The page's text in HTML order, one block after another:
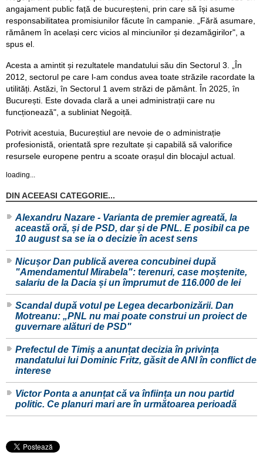
angajament public față de bucureșteni, prin care să își asume
responsabilitatea promisiunilor făcute în campanie. „Fără asumare,
rămânem în același cerc vicios al minciunilor și dezamăgirilor", a
spus el.
Acesta a amintit și rezultatele mandatului său din Sectorul 3. „În
2012, sectorul pe care l-am condus avea toate străzile racordate la
utilități. Astăzi, în Sectorul 1 avem străzi de pământ. În 2025, în
București. Este dovada clară a unei administrații care nu
funcționează", a subliniat Negoiță.
Potrivit acestuia, Bucureștiul are nevoie de o administrație
profesionistă, orientată spre rezultate și capabilă să valorifice
resursele europene pentru a scoate orașul din blocajul actual.
loading...
DIN ACEEASI CATEGORIE...
Alexandru Nazare - Varianta de premier agreată, la
această oră, și de PSD, dar și de PNL. E posibil ca pe
10 august sa se ia o decizie în acest sens
Nicușor Dan publică averea concubinei după
"Amendamentul Mirabela": terenuri, case moștenite,
salariu de la Dacia și un împrumut de 116.000 de lei
Scandal după votul pe Legea decarbonizării. Dan
Motreanu: „PNL nu mai poate construi un proiect de
guvernare alături de PSD"
Prefectul de Timiș a anunțat decizia în privința
mandatului lui Dominic Fritz, găsit de ANI în conflict de
interese
Victor Ponta a anunțat că va înființa un nou partid
politic. Ce planuri mari are în următoarea perioadă